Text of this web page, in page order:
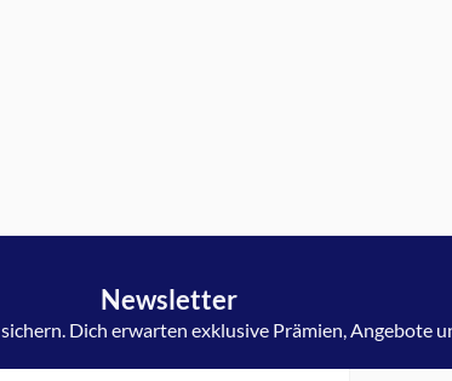
Newsletter
Dich erwarten exklusive Prämien, Angebote